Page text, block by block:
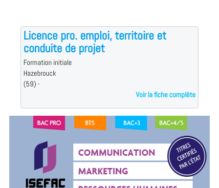
Licence pro. emploi, territoire et
conduite de projet
Formation initiale
Hazebrouck
(59) -
Voir la fiche complète